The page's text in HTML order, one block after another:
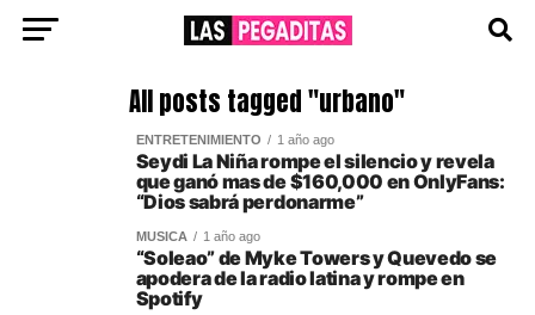
All posts tagged "urbano"
ENTRETENIMIENTO 1 año ago
Seydi La Niña rompe el silencio y revela
que ganó mas de $160,000 en OnlyFans:
“Dios sabrá perdonarme”
MUSICA 1 año ago
“Soleao” de Myke Towers y Quevedo se
apodera de la radio latina y rompe en
Spotify